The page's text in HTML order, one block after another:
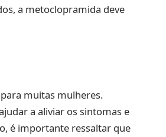
a metoclopramida deve
muitas mulheres.
a aliviar os sintomas e
é importante ressaltar que